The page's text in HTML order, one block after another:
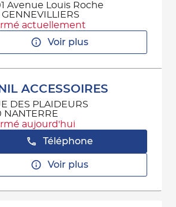
Avenue Louis Roche
actuellement
Voir plus
ACCESSOIRES
DES PLAIDEURS
NANTERRE
aujourd'hui
Téléphone
Voir plus